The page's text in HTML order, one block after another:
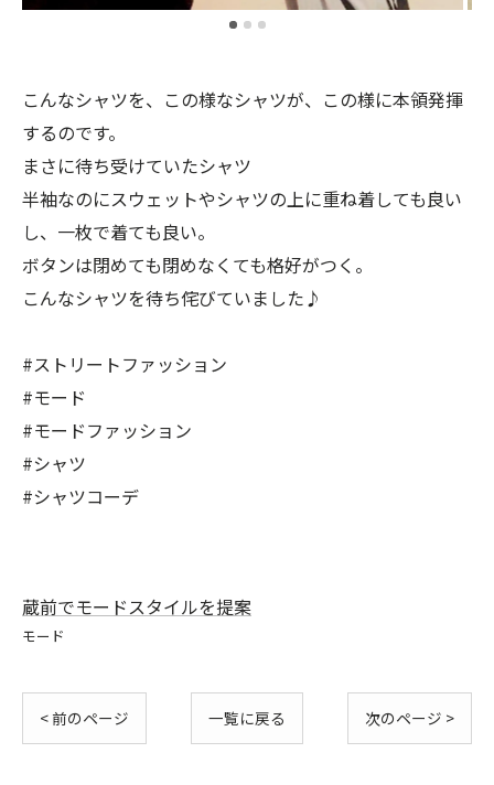
こんなシャツを、この様なシャツが、この様に本領発揮
するのです。
まさに待ち受けていたシャツ
半袖なのにスウェットやシャツの上に重ね着しても良い
し、一枚で着ても良い。
ボタンは閉めても閉めなくても格好がつく。
こんなシャツを待ち侘びていました♪
#ストリートファッション
#モード
#モードファッション
#シャツ
#シャツコーデ
蔵前でモードスタイルを提案
モード
< 前のページ 一覧に戻る 次のページ >